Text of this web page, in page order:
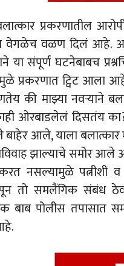
प्रकरणातील
वेगळेच वळण दिलं आहे.
या संपूर्ण घटनेबाबच
प्रकरणात ट्विट आला
की माझ्या नवऱ्याने
ओरबाडलेलं दिसतंय
बाहेर आले, याला
झाल्याचे समोर
नसल्यामुळे पत्नीशी
तो समलैंगिक संबंध
बाब पोलीस तपासात